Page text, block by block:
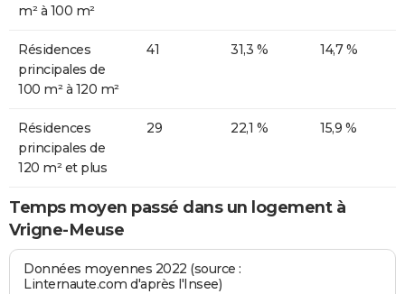
m² à 100 m²
Résidences
principales de
100 m² à 120 m²
41 31,3 % 14,7 %
Résidences
principales de
120 m² et plus
29 22,1 % 15,9 %
Temps moyen passé dans un logement à
Vrigne-Meuse
Données moyennes 2022 (source :
Linternaute.com d'après l'Insee)